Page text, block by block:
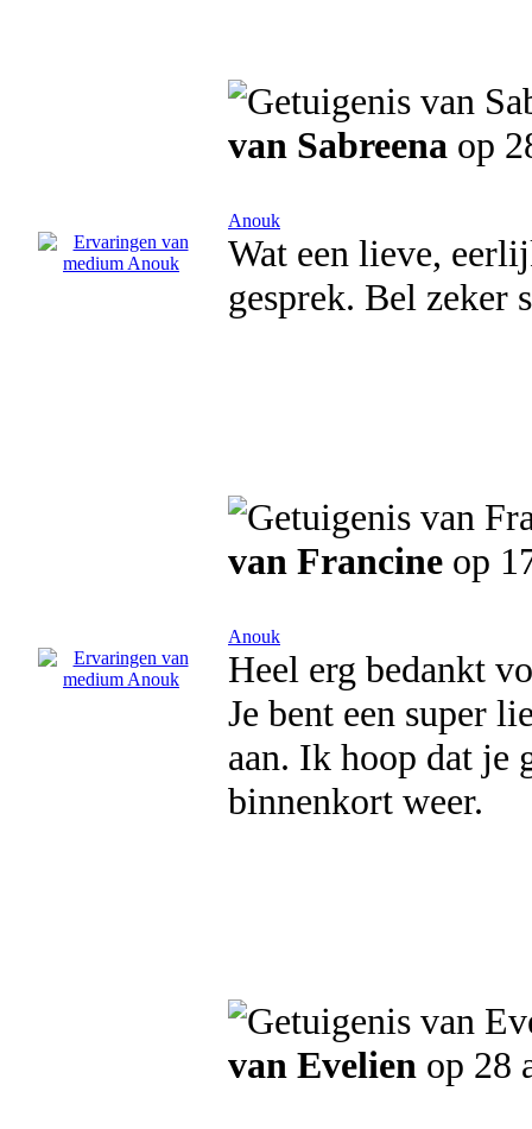
van Sabreena op
Anouk
Wat een lieve,
gesprek. Bel zeker
van Francine op
Anouk
Heel erg bedankt
Je bent een super
aan. Ik hoop dat je
binnenkort weer.
van Evelien op 28